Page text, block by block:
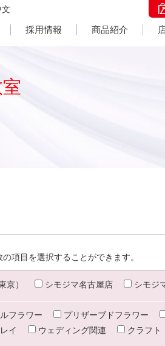
採用情報 商品紹介
項目を選択することができます。
京） シモジマ名古屋店 シモジ
フラワー プリザーブドフラワー
イ
ウェディング関連 クラフト